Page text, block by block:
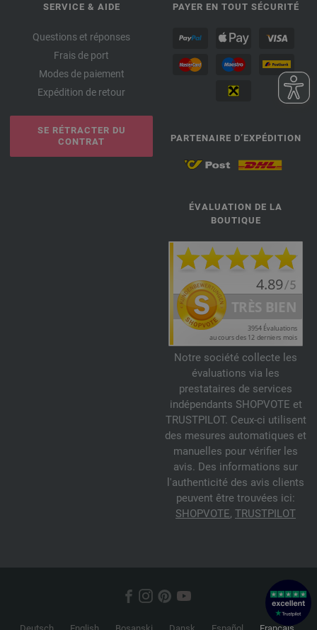
SERVICE & AIDE
Questions et réponses
Frais de port
Modes de paiement
Expédition de retour
SE RÉTRACTER DU
CONTRAT
PAYER EN TOUT SÉCURITÉ
PARTENAIRE D’EXPÉDITION
ÉVALUATION DE LA
BOUTIQUE
Notre société collecte les
évaluations via les
prestataires de services
indépendants SHOPVOTE et
TRUSTPILOT. Ceux-ci utilisent
des mesures automatiques et
manuelles pour vérifier les
avis. Des informations sur
l'authenticité des avis clients
peuvent être trouvées ici:
SHOPVOTE, TRUSTPILOT